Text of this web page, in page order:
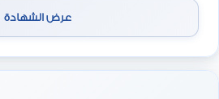
عرض الشهادة